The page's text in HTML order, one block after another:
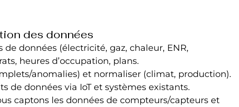
des données
de données (électricité, gaz, chaleur, ENR,
heures d’occupation, plans.
anomalies) et normaliser (climat, production).
de données via IoT et systèmes existants.
captons les données de compteurs/capteurs et